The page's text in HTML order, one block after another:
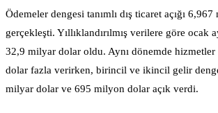
Ödemeler dengesi tanımlı dış ticaret açığı
gerçekleşti. Yıllıklandırılmış verilere göre ocak
32,9 milyar dolar oldu. Aynı dönemde
dolar fazla verirken, birincil ve ikincil gelir
milyar dolar ve 695 milyon dolar açık verdi.